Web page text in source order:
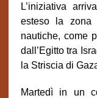
L’iniziativa
esteso la
nautiche, come
dall’Egitto tra
la Striscia di
Martedì in un